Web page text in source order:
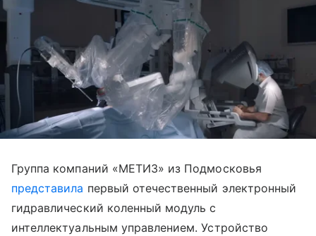
Группа компаний «МЕТИЗ» из Подмосковья
представила первый отечественный электронный
гидравлический коленный модуль с
интеллектуальным управлением. Устройство